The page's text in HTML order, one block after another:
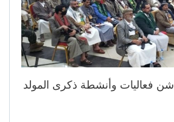
فعاليات وأنشطة ذكرى المولد